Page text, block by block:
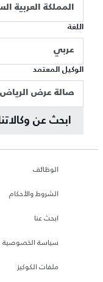
المملكة العربية
اللغة
عربي
الوكيل المعتمد
صالة عرض الرياض
ابحث عن
الوظائف
الشروط والأحكام
ابحث عنا
سياسة الخصوصية
ملفات الكوكيز